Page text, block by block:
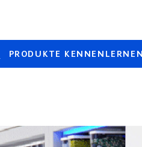
PRODUKTE KENNENLERNEN